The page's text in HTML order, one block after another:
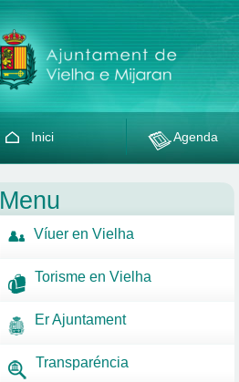
Inici Agenda
Menu
Víuer en Vielha
Torisme en Vielha
Er Ajuntament
Transparéncia